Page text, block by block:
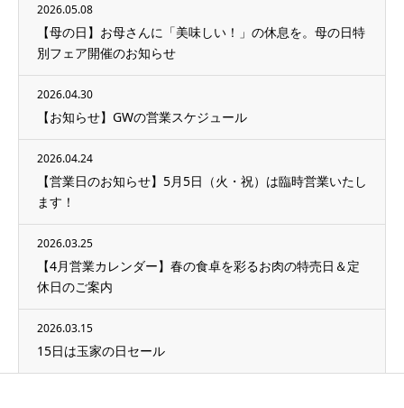
2026.05.08
【母の日】お母さんに「美味しい！」の休息を。母の日特
別フェア開催のお知らせ
2026.04.30
【お知らせ】GWの営業スケジュール
2026.04.24
【営業日のお知らせ】5月5日（火・祝）は臨時営業いたし
ます！
2026.03.25
【4月営業カレンダー】春の食卓を彩るお肉の特売日＆定
休日のご案内
2026.03.15
15日は玉家の日セール